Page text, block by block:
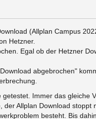
(Allplan Campus
Hetzner.
Egal ob der Hetzner
abgebrochen"
Immer das gleiche
der Allplan Download
besteht. Bis